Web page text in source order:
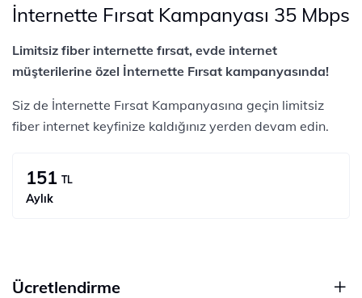
İnternette Fırsat Kampanyası 35 Mbps
Limitsiz fiber internette fırsat, evde internet
müşterilerine özel İnternette Fırsat kampanyasında!
Siz de İnternette Fırsat Kampanyasına geçin limitsiz
fiber internet keyfinize kaldığınız yerden devam edin.
151 TL
Aylık
Ücretlendirme